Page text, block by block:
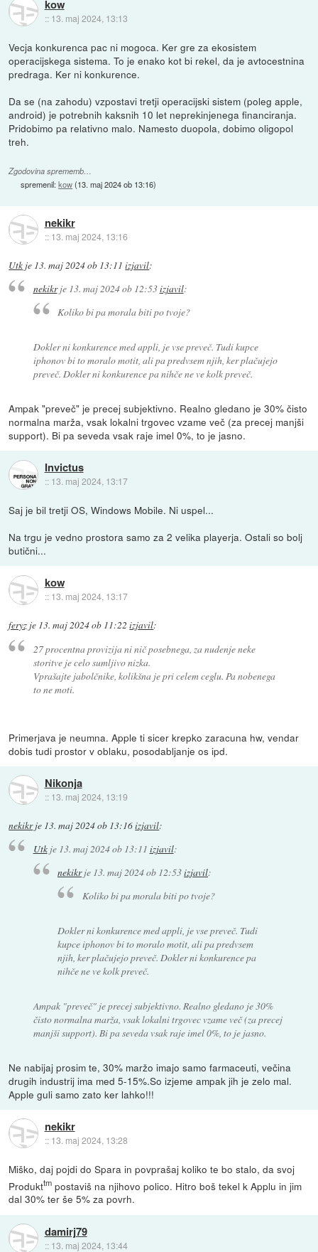
kow
:: 13. maj 2024, 13:13
Vecja konkurenca pac ni mogoca. Ker gre za ekosistem
operacijskega sistema. To je enako kot bi rekel, da je avtocestnina
predraga. Ker ni konkurence.
Da se (na zahodu) vzpostavi tretji operacijski sistem (poleg apple,
android) je potrebnih kaksnih 10 let neprekinjenega financiranja.
Pridobimo pa relativno malo. Namesto duopola, dobimo oligopol
treh.
Zgodovina sprememb…
spremenil:kow(13. maj 2024 ob 13:16)
nekikr
:: 13. maj 2024, 13:16
Utk je 13. maj 2024 ob 13:11 izjavil:
nekikrje 13. maj 2024 ob 12:53izjavil:
Koliko bi pa morala biti po tvoje?
Dokler ni konkurence med appli, je vse preveč. Tudi kupce
iphonov bi to moralo motit, ali pa predvsem njih, ker plačujejo
preveč. Dokler ni konkurence pa nihče ne ve kolk preveč.
Ampak "preveč" je precej subjektivno. Realno gledano je 30% čisto
normalna marža, vsak lokalni trgovec vzame več (za precej manjši
support). Bi pa seveda vsak raje imel 0%, to je jasno.
Invictus
:: 13. maj 2024, 13:17
Saj je bil tretji OS, Windows Mobile. Ni uspel...
Na trgu je vedno prostora samo za 2 velika playerja. Ostali so bolj
butični...
kow
:: 13. maj 2024, 13:17
feryz je 13. maj 2024 ob 11:22 izjavil:
27 procentna provizija ni nič posebnega, za nudenje neke
storitve je celo sumljivo nizka.
Vprašajte jabolčnike, kolikšna je pri celem ceglu. Pa nobenega
to ne moti.
Primerjava je neumna. Apple ti sicer krepko zaracuna hw, vendar
dobis tudi prostor v oblaku, posodabljanje os ipd.
Nikonja
:: 13. maj 2024, 13:19
nekikrje 13. maj 2024 ob 13:16izjavil:
Utkje 13. maj 2024 ob 13:11 izjavil:
nekikrje 13. maj 2024 ob 12:53izjavil:
Koliko bi pa morala biti po tvoje?
Dokler ni konkurence med appli, je vse preveč. Tudi
kupce iphonov bi to moralo motit, ali pa predvsem
njih, ker plačujejo preveč. Dokler ni konkurence pa
nihče ne ve kolk preveč.
Ampak "preveč" je precej subjektivno. Realno gledano je 30%
čisto normalna marža, vsak lokalni trgovec vzame več (za precej
manjši support). Bi pa seveda vsak raje imel 0%, to je jasno.
Ne nabijaj prosim te, 30% maržo imajo samo farmaceuti, večina
drugih industrij ima med 5-15%.So izjeme ampak jih je zelo mal.
Apple guli samo zato ker lahko!!!
nekikr
:: 13. maj 2024, 13:28
Miško, daj pojdi do Spara in povprašaj koliko te bo stalo, da svoj
Produkttm postaviš na njihovo polico. Hitro boš tekel k Applu in jim
dal 30% ter še 5% za povrh.
damirj79
:: 13. maj 2024, 13:44